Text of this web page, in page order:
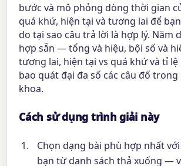
bước và mô phỏng dòng thời gian
quá khứ, hiện tại và tương lai để
do tại sao câu trả lời là hợp lý. Năm
hợp sẵn — tổng và hiệu, bội số và
tương lai, hiện tại vs quá khứ và tỉ
bao quát đại đa số các câu đố trong
khoa.
Cách sử dụng trình giải này
Chọn dạng bài phù hợp nhất
bạn từ danh sách thả xuống —